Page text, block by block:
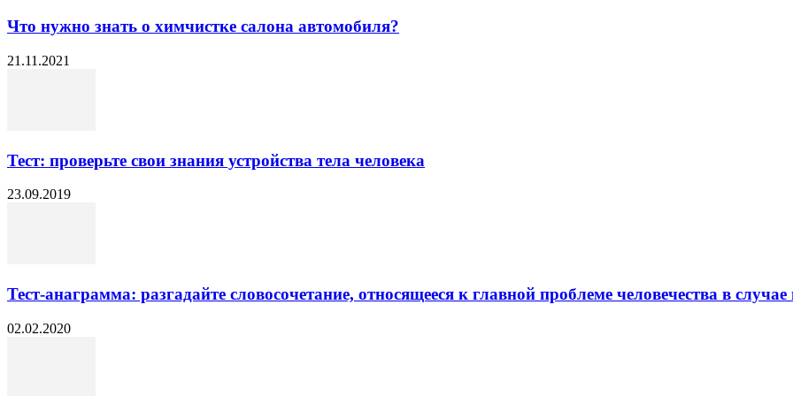
Что нужно знать о химчистке салона автомобиля?
21.11.2021
Тест: проверьте свои знания устройства тела человека
23.09.2019
Тест-анаграмма: разгадайте словосочетание, относящееся к главной проблеме человечества в случае
02.02.2020